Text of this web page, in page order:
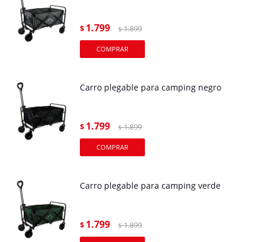
$ 1.799 $ 1.899
Carro plegable para camping negro
$ 1.799 $ 1.899
Carro plegable para camping verde
$ 1.799 $ 1.899